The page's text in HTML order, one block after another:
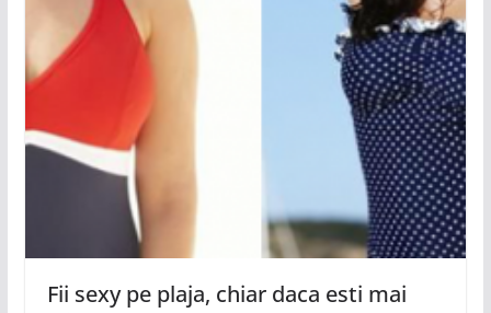
Fii sexy pe plaja, chiar daca esti mai